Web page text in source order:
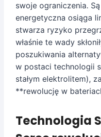
swoje ograniczenia.
energetyczna osiąga
stwarza ryzyko
właśnie te wady
poszukiwania
w postaci technologii
stałym elektrolitem),
**rewolucję w
Technologia